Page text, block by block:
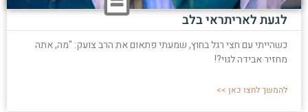
לגעת לאריתראי בלב
כשהייתי עם חצי רגל בחוץ, שמעתי פתאום את הרב צועק: "מה, אתה
מחזיר אבידה לגוי?!
להמשך לחצו כאן >>